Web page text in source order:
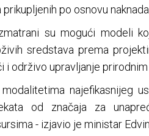
po osnovu
su mogući modeli
sredstava prema
i održivo upravljanje
najefikasnijeg
od značaja za
- izjavio je ministar